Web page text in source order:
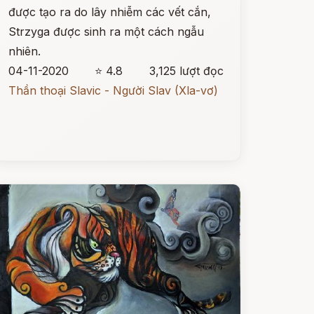
được tạo ra do lây nhiễm các vết cắn,
Strzyga được sinh ra một cách ngẫu
nhiên.
04-11-2020
⭐ 4.8
3,125 lượt đọc
Thần thoại Slavic - Người Slav (Xla-vơ)